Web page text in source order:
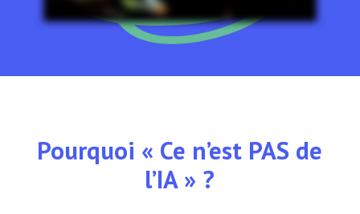
Pourquoi « Ce n’est PAS de
l’IA » ?